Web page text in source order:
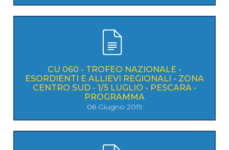
CU 060 - TROFEO NAZIONALE -
ESORDIENTI E ALLIEVI REGIONALI - ZONA
CENTRO SUD - 1/5 LUGLIO - PESCARA -
PROGRAMMA
06 Giugno 2019